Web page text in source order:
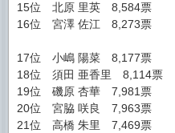
15位 北原 里英 8,584票
16位 宮澤 佐江 8,273票
17位 小嶋 陽菜 8,177票
18位 須田 亜香里 8,114票
19位 磯原 杏華 7,981票
20位 宮脇 咲良 7,963票
21位 高橋 朱里 7,469票